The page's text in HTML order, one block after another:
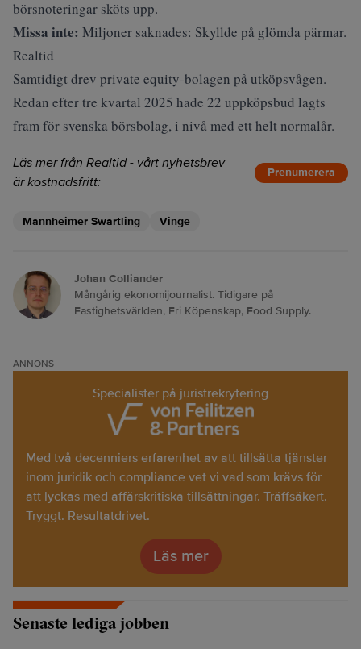
börsnoteringar sköts upp.
Missa inte: Miljoner saknades: Skyllde på glömda pärmar.
Realtid
Samtidigt drev private equity-bolagen på utköpsvågen.
Redan efter tre kvartal 2025 hade 22 uppköpsbud lagts
fram för svenska börsbolag, i nivå med ett helt normalår.
Läs mer från Realtid - vårt nyhetsbrev
är kostnadsfritt:
Prenumerera
Mannheimer Swartling Vinge
Johan Colliander
Mångårig ekonomijournalist. Tidigare på
Fastighetsvärlden, Fri Köpenskap, Food Supply.
ANNONS
Specialister på juristrekrytering
Med två decenniers erfarenhet av att tillsätta tjänster
inom juridik och compliance vet vi vad som krävs för
att lyckas med affärskritiska tillsättningar. Träffsäkert.
Tryggt. Resultatdrivet.
Läs mer
Senaste lediga jobben